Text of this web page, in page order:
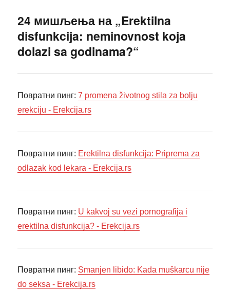
24 мишљења на „Erektilna
disfunkcija: neminovnost koja
dolazi sa godinama?“
Повратни пинг:7 promena životnog stila za bolju
erekciju - Erekcija.rs
Повратни пинг: Erektilna disfunkcija: Priprema za
odlazak kod lekara - Erekcija.rs
Повратни пинг: U kakvoj su vezi pornografija i
erektilna disfunkcija? - Erekcija.rs
Повратни пинг: Smanjen libido: Kada muškarcu nije
do seksa - Erekcija.rs